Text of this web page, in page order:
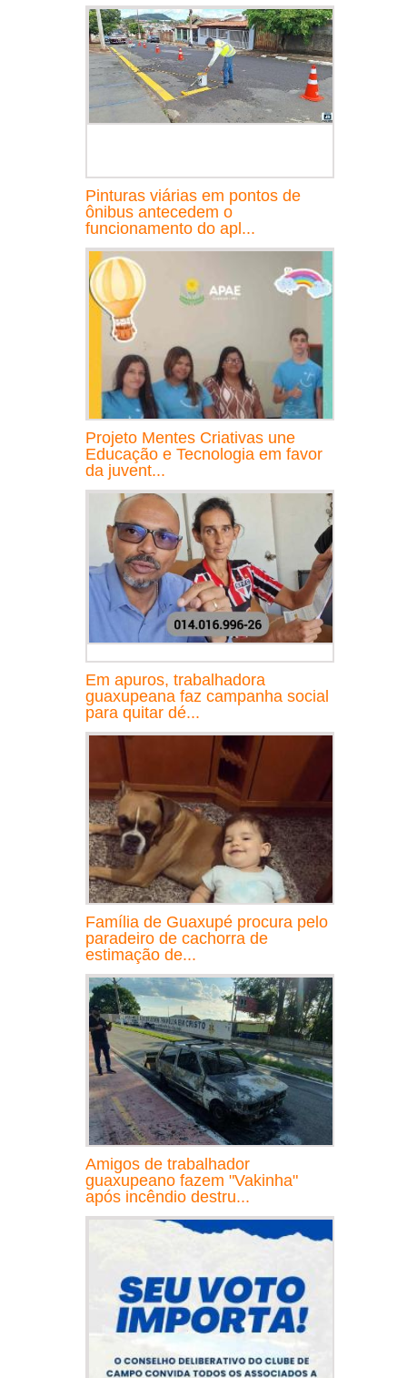
Pinturas viárias em pontos de
ônibus antecedem o
funcionamento do apl...
Projeto Mentes Criativas une
Educação e Tecnologia em favor
da juvent...
Em apuros, trabalhadora
guaxupeana faz campanha social
para quitar dé...
Família de Guaxupé procura pelo
paradeiro de cachorra de
estimação de...
Amigos de trabalhador
guaxupeano fazem "Vakinha"
após incêndio destru...